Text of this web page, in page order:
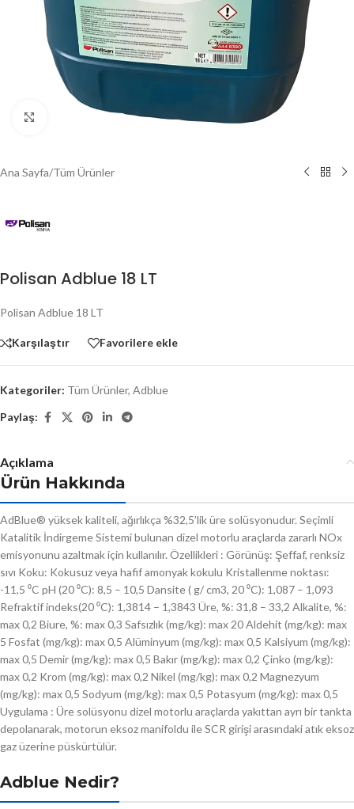
Büyütmek için tıklayın
Ana Sayfa/Tüm Ürünler
Polisan Adblue 18 LT
Polisan Adblue 18 LT
Karşılaştır Favorilere ekle
Kategoriler: Tüm Ürünler, Adblue
Paylaş:
Açıklama
Ürün Hakkında
AdBlue® yüksek kaliteli, ağırlıkça %32,5’lik üre solüsyonudur. Seçimli
Katalitik İndirgeme Sistemi bulunan dizel motorlu araçlarda zararlı NOx
emisyonunu azaltmak için kullanılır. Özellikleri : Görünüş: Şeffaf, renksiz
sıvı Koku: Kokusuz veya hafif amonyak kokulu Kristallenme noktası:
-11,5 ⁰C pH (20 ⁰C): 8,5 – 10,5 Dansite ( g/ cm3, 20 ⁰C): 1,087 – 1,093
Refraktif indeks(20 ⁰C): 1,3814 – 1,3843 Üre, %: 31,8 – 33,2 Alkalite, %:
max 0,2 Biure, %: max 0,3 Safsızlık (mg/kg): max 20 Aldehit (mg/kg): max
5 Fosfat (mg/kg): max 0,5 Alüminyum (mg/kg): max 0,5 Kalsiyum (mg/kg):
max 0,5 Demir (mg/kg): max 0,5 Bakır (mg/kg): max 0,2 Çinko (mg/kg):
max 0,2 Krom (mg/kg): max 0,2 Nikel (mg/kg): max 0,2 Magnezyum
(mg/kg): max 0,5 Sodyum (mg/kg): max 0,5 Potasyum (mg/kg): max 0,5
Uygulama : Üre solüsyonu dizel motorlu araçlarda yakıttan ayrı bir tankta
depolanarak, motorun eksoz manifoldu ile SCR girişi arasındaki atık eksoz
gaz üzerine püskürtülür.
Adblue Nedir?